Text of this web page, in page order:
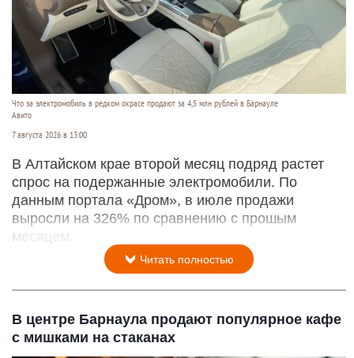
Что за электромобиль в редком окрасе продают за 4,5 млн рублей в Барнауле
Авито
7 августа 2026 в 13:00
В Алтайском крае второй месяц подряд растет
спрос на подержанные электромобили. По
данным портала «Дром», в июле продажи
выросли на 326% по сравнению с прошым
месяцем.
Читать полностью
В центре Барнаула продают популярное кафе
с мишками на стаканах